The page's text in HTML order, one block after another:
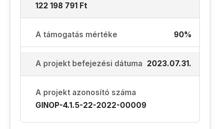
122 198 791 Ft
A támogatás mértéke 90%
A projekt befejezési dátuma 2023.07.31.
A projekt azonosító száma
GINOP-4.1.5-22-2022-00009